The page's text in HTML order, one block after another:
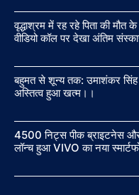
वृद्धाश्रम में रह रहे पिता की
वीडियो कॉल पर देखा अंतिम
बहुमत से शून्य तक: उमाशंकर
अस्तित्व हुआ खत्म।।
4500 निट्स पीक ब्राइटनेस
लॉन्च हुआ VIVO का नया